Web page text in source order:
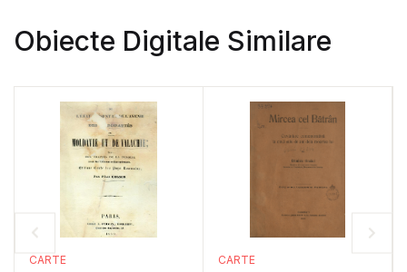
Obiecte Digitale Similare
CARTE CARTE